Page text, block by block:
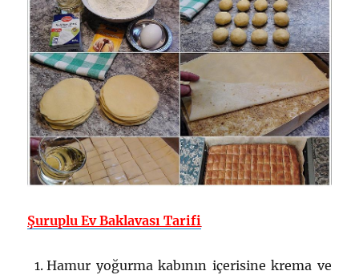
Şuruplu Ev Baklavası Tarifi
Hamur yoğurma kabının içerisine krema ve